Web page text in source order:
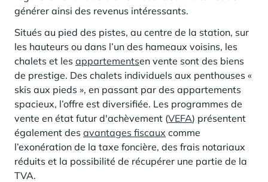
générer ainsi des revenus intéressants.
Situés au pied des pistes, au centre de la station, sur
les hauteurs ou dans l’un des hameaux voisins, les
chalets et les appartementsen vente sont des biens
de prestige. Des chalets individuels aux penthouses «
skis aux pieds », en passant par des appartements
spacieux, l’offre est diversifiée. Les programmes de
vente en état futur d'achèvement (VEFA) présentent
également des avantages fiscaux comme
l’exonération de la taxe foncière, des frais notariaux
réduits et la possibilité de récupérer une partie de la
TVA.